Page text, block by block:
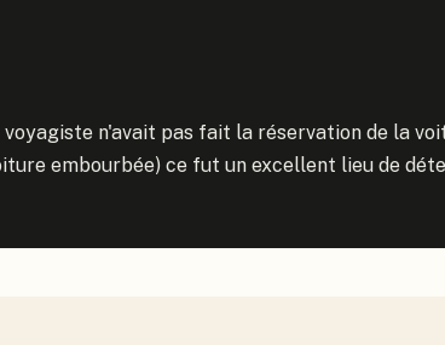
n'avait pas fait la réservation de la
embourbée) ce fut un excellent lieu de